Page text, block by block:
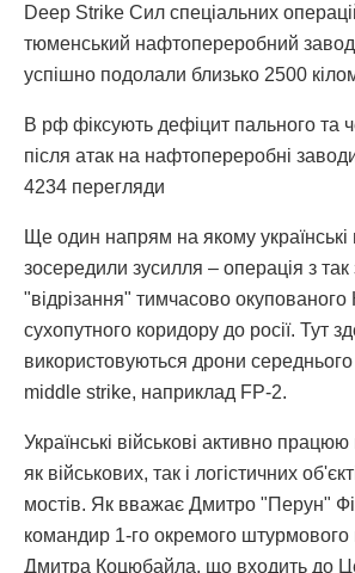
Deep Strike Сил спеціальних
тюменський нафтопереробний
успішно подолали близько 2500
В рф фіксують дефіцит пального та
після атак на нафтопереробні
4234 перегляди
Ще один напрям на якому українські
зосередили зусилля – операція з так
"відрізання" тимчасово окупованого
сухопутного коридору до росії. Тут
використовуються дрони середнього
middle strike, наприклад FP-2.
Українські військові активно
як військових, так і логістичних
мостів. Як вважає Дмитро "Перун"
командир 1-го окремого штурмового
Дмитра Коцюбайла, що входить до